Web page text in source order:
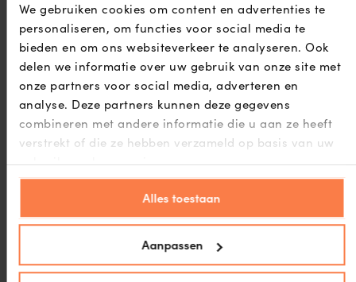
We gebruiken cookies om content en advertenties te
personaliseren, om functies voor social media te
bieden en om ons websiteverkeer te analyseren. Ook
delen we informatie over uw gebruik van onze site met
onze partners voor social media, adverteren en
analyse. Deze partners kunnen deze gegevens
combineren met andere informatie die u aan ze heeft
verstrekt of die ze hebben verzameld op basis van uw
gebruik van hun services.
Alles toestaan
Aanpassen